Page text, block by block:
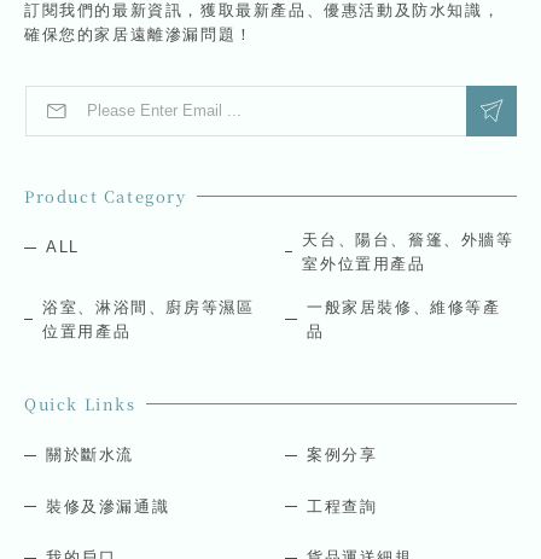
訂閱我們的最新資訊，獲取最新產品、優惠活動及防水知識，
確保您的家居遠離滲漏問題！
a
l
E
i
a
lProduct Category
ALL
天台、陽台、簷篷、外牆等
室外位置用產品
浴室、淋浴間、廚房等濕區
位置用產品
一般家居裝修、維修等產
品
Quick Links
關於斷水流 案例分享
裝修及滲漏通識 工程查詢